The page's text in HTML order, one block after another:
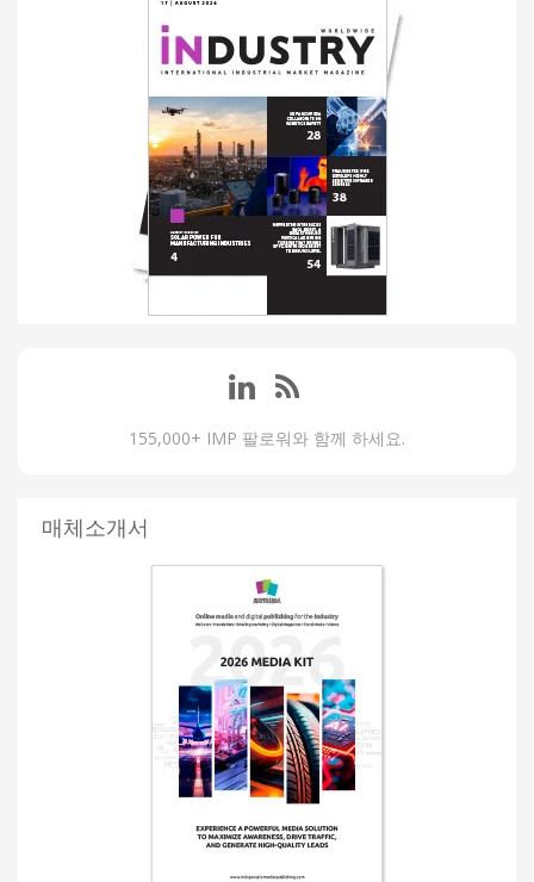
155,000+ IMP 팔로워와 함께 하세요.
매체소개서